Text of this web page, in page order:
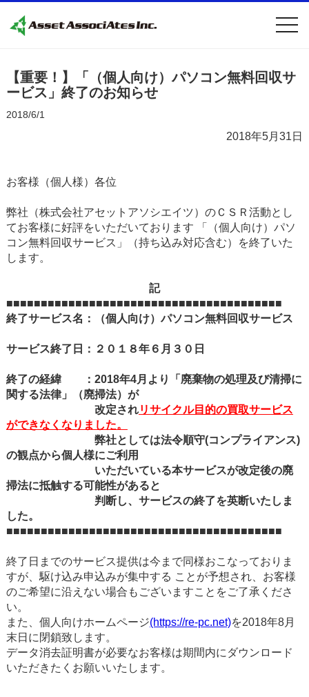
【重要！】「（個人向け）パソコン無料回収サ
ービス」終了のお知らせ
2018/6/1
2018年5月31日
お客様（個人様）各位
弊社（株式会社アセットアソシエイツ）のＣＳＲ活動とし
てお客様に好評をいただいております 「（個人向け）パソ
コン無料回収サービス」（持ち込み対応含む）を終了いた
します。
記
■■■■■■■■■■■■■■■■■■■■■■■■■■■■■■■■■■■■■■■■
終了サービス名：（個人向け）パソコン無料回収サービス
サービス終了日：２０１８年６月３０日
終了の経緯 ：2018年4月より「廃棄物の処理及び清掃に
関する法律」（廃掃法）が
改定されリサイクル目的の買取サービス
ができなくなりました。
弊社としては法令順守(コンプライアンス)
の観点から個人様にご利用
いただいている本サービスが改定後の廃
掃法に抵触する可能性があると
判断し、サービスの終了を英断いたしま
した。
■■■■■■■■■■■■■■■■■■■■■■■■■■■■■■■■■■■■■■■■
終了日までのサービス提供は今まで同様おこなっておりま
すが、駆け込み申込みが集中する ことが予想され、お客様
のご希望に沿えない場合もございますことをご了承くださ
い。
また、個人向けホームページ(https://re-pc.net)を2018年8月
末日に閉鎖致します。
データ消去証明書が必要なお客様は期間内にダウンロード
いただきたくお願いいたします。